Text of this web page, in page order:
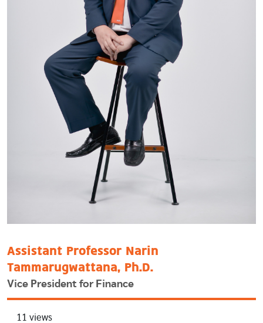
Assistant Professor Narin
Tammarugwattana, Ph.D.
Vice President for Finance
11 views